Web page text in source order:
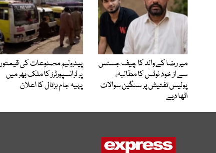
میر رضا کے والد کا چیف جسٹس
سے از خود نوٹس کا مطالبہ،
پولیس تفتیش پر سنگین سوالات
اٹھا دیے
پیٹرولیم مصنوعات کی
پر ٹرانسپورٹرز کا ملک بھر میں
پہیہ جام ہڑتال کا اعلان